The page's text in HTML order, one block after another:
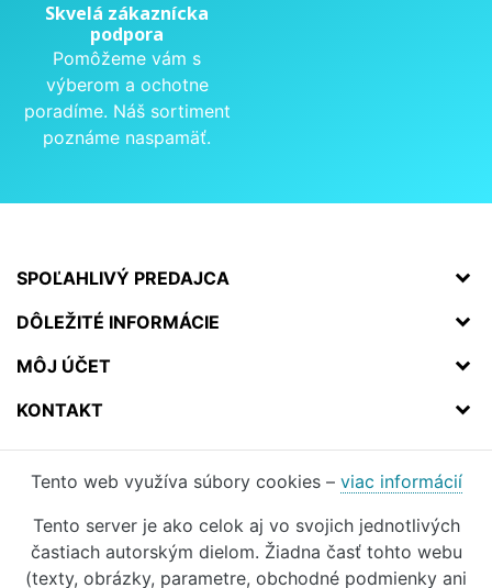
Skvelá zákaznícka
podpora
Pomôžeme vám s
výberom a ochotne
poradíme. Náš sortiment
poznáme naspamäť.
SPOĽAHLIVÝ PREDAJCA
DÔLEŽITÉ INFORMÁCIE
MÔJ ÚČET
KONTAKT
Tento web využíva súbory cookies – viac informácií
Tento server je ako celok aj vo svojich jednotlivých
častiach autorským dielom. Žiadna časť tohto webu
(texty, obrázky, parametre, obchodné podmienky ani